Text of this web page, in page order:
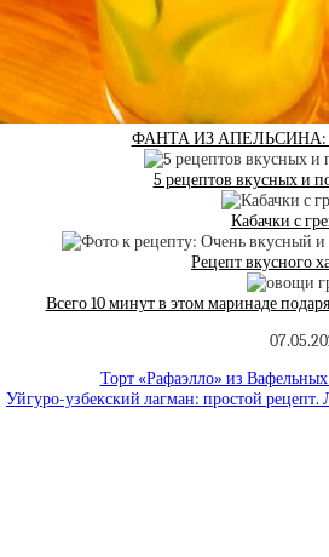
ФАНТА ИЗ
5 рецептов вкусных и
Кабачки с
Рецепт вкусного
Всего 10 минут в этом маринаде
Торт «Рафаэлло» из
Уйгуро-узбекский лагман: простой